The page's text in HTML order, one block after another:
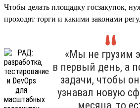
Чтобы делать площадку госзакупок,
проходят торги и какими законами
«Мы не грузим
в первый день, а
задачи, чтобы
узнавал новую
месяца, то